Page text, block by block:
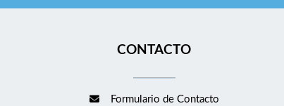
CONTACTO
Formulario de Contacto